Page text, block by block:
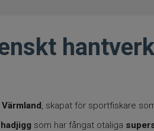
Värmland, skapat för sportfiskare
som har fångat otaliga